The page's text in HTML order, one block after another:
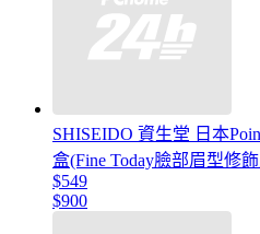
SHISEIDO 資生堂 日本
盒(Fine Today臉部眉型修
$549
$900